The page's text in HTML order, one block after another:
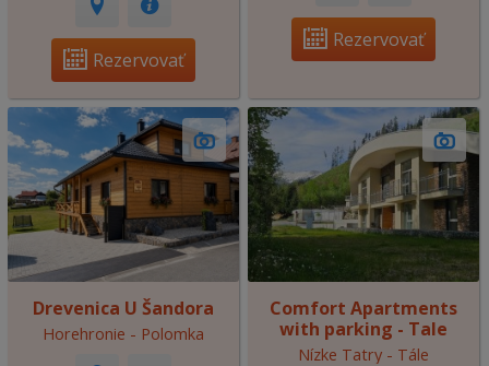
Rezervovať
Rezervovať
Drevenica U Šandora
Horehronie - Polomka
Comfort Apartments
with parking - Tale
Nízke Tatry - Tále